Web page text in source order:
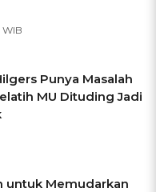
WIB
Punya Masalah
MU Dituding Jadi
untuk Memudarkan